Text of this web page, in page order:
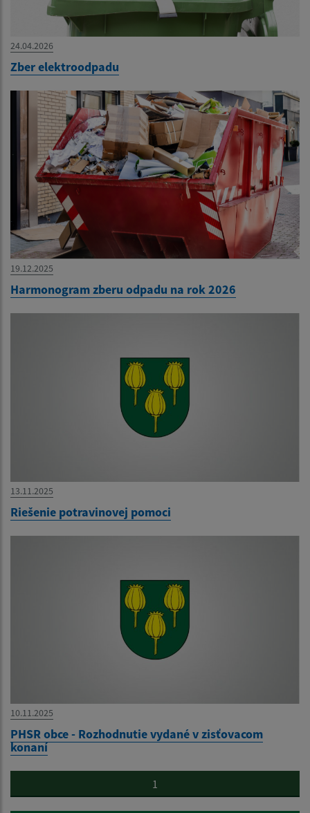
24.04.2026
Zber elektroodpadu
19.12.2025
Harmonogram zberu odpadu na rok 2026
13.11.2025
Riešenie potravinovej pomoci
10.11.2025
PHSR obce - Rozhodnutie vydané v zisťovacom
konaní
1